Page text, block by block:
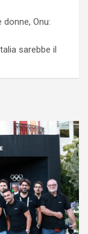
Onu:
sarebbe il